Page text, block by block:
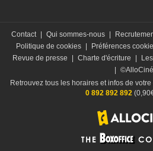
Contact | Qui sommes-nous |
Politique de cookies | Préférences
Revue de presse
| Charte d'écriture |
| ©AlloCiné
Retrouvez tous les horaires et infos de
0 892 892 892